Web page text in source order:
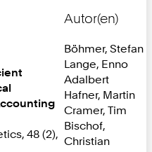
48 (2),
Autor(en)
Böhmer, Stefan
Lange, Enno
Adalbert
Hafner, Martin
Cramer, Tim
Bischof,
Christian